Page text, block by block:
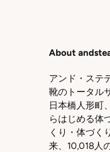
About
アンド・ステ
靴のトータル
日本橋人形町
らはじめる体
くり・体づく
来、10,018人